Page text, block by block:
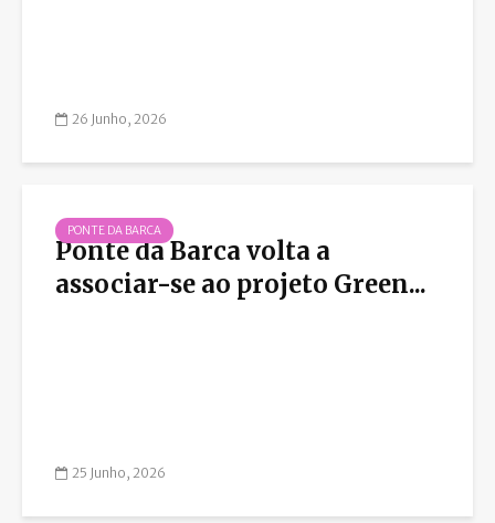
26 Junho, 2026
PONTE DA BARCA
Ponte da Barca volta a
associar-se ao projeto Green...
25 Junho, 2026